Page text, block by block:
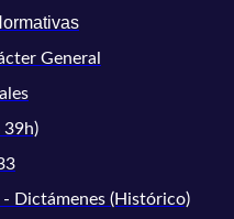
General
39h)
Dictámenes (Histórico)